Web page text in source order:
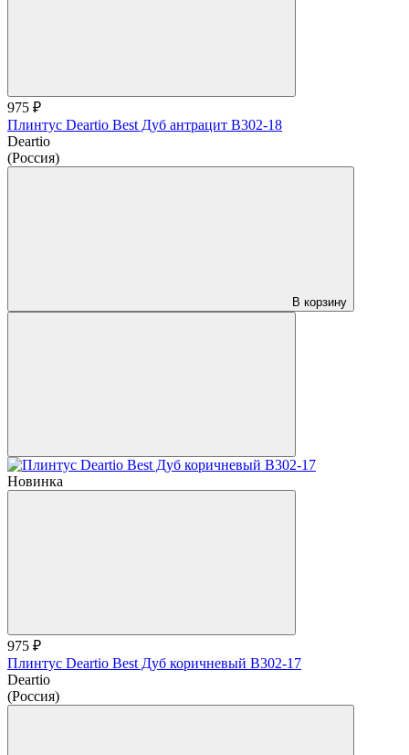
975 ₽
Плинтус Deartio Best Дуб антрацит B302-18
Deartio
(Россия)
В корзину
Новинка
975 ₽
Плинтус Deartio Best Дуб коричневый B302-17
Deartio
(Россия)